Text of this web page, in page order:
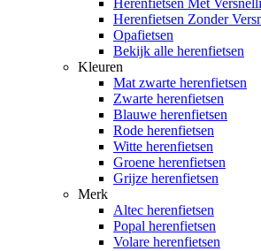
Herenfietsen Met
Herenfietsen Zonder
Opafietsen
Bekijk alle herenfietsen
Kleuren
Mat zwarte herenfietsen
Zwarte herenfietsen
Blauwe herenfietsen
Rode herenfietsen
Witte herenfietsen
Groene herenfietsen
Grijze herenfietsen
Merk
Altec herenfietsen
Popal herenfietsen
Volare herenfietsen